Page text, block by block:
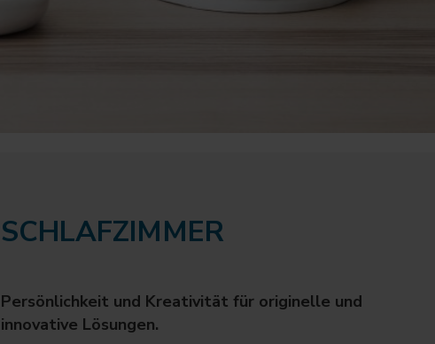
SCHLAFZIMMER
Persönlichkeit und Kreativität für originelle und
innovative Lösungen.